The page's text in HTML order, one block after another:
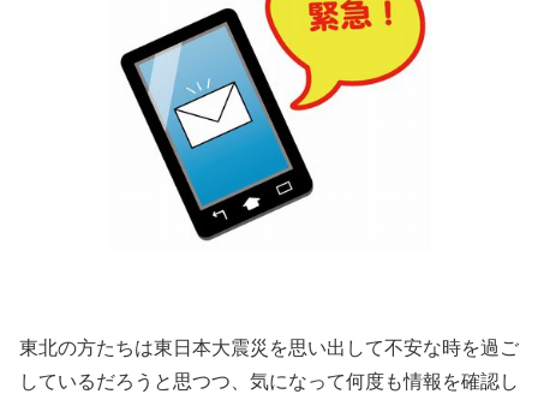
東北の方たちは東日本大震災を思い出して不安な時を過ご
しているだろうと思つつ、気になって何度も情報を確認し